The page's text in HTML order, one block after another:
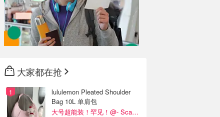
大家都在抢
lululemon Pleated Shoulder
Bag 10L 单肩包
大号超能装！罕见！@- Scarlett